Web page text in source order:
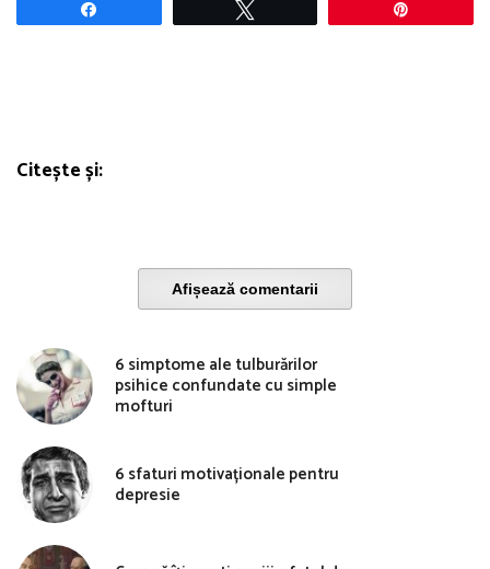
Citește și:
Afișează comentarii
6 simptome ale tulburărilor
psihice confundate cu simple
mofturi
6 sfaturi motivaționale pentru
depresie